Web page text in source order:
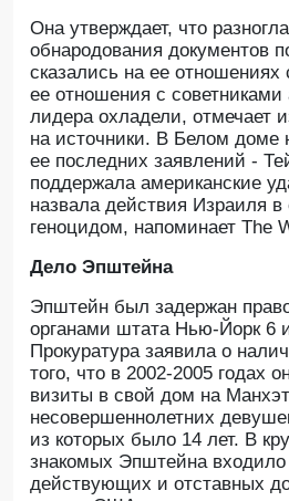
Она утверждает, что
обнародования документов
сказались на ее
ее отношения с советниками
лидера охладели, отмечает
на источники. В Белом доме
ее последних заявлений -
поддержала американские
назвала действия Израиля в
геноцидом, напоминает The
Дело Эпштейна
Эпштейн был задержан
органами штата Нью-Йорк 6
Прокуратура заявила о
того, что в 2002-2005 годах
визиты в свой дом на
несовершеннолетних
из которых было 14 лет. В
знакомых Эпштейна
действующих и отставных